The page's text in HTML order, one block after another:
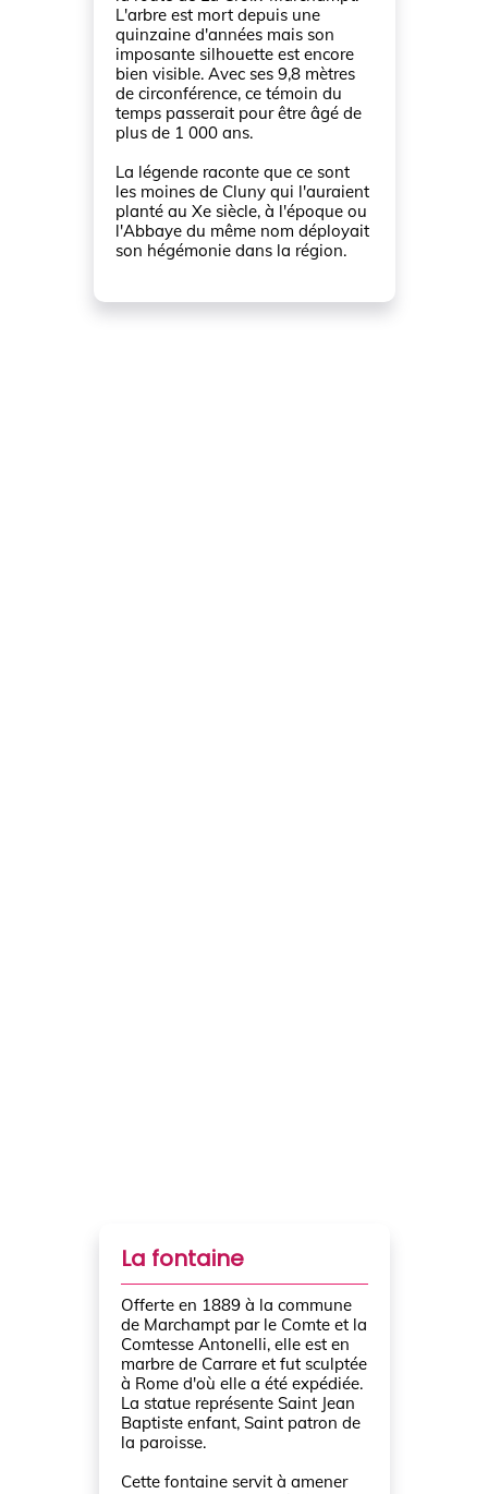
L'arbre est mort depuis une
quinzaine d'années mais son
imposante silhouette est encore
bien visible. Avec ses 9,8 mètres
de circonférence, ce témoin du
temps passerait pour être âgé de
plus de 1 000 ans.
La légende raconte que ce sont
les moines de Cluny qui l'auraient
planté au Xe siècle, à l'époque ou
l'Abbaye du même nom déployait
son hégémonie dans la région.
La fontaine
Offerte en 1889 à la commune
de Marchampt par le Comte et la
Comtesse Antonelli, elle est en
marbre de Carrare et fut sculptée
à Rome d'où elle a été expédiée.
La statue représente Saint Jean
Baptiste enfant, Saint patron de
la paroisse.
Cette fontaine servit à amener